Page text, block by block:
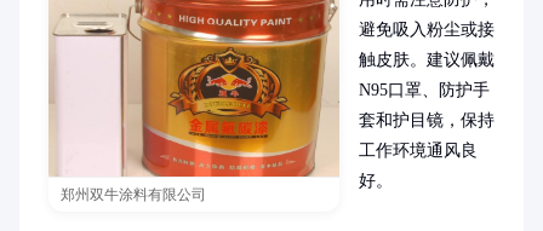
郑州双牛涂料有限公司
避免吸入粉尘或接
触皮肤。建议佩戴
N95口罩、防护手
套和护目镜，保持
工作环境通风良
好。